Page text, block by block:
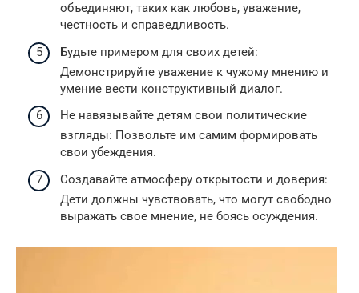
объединяют, таких как любовь, уважение,
честность и справедливость.
Будьте примером для своих детей:
Демонстрируйте уважение к чужому мнению и
умение вести конструктивный диалог.
Не навязывайте детям свои политические
взгляды: Позвольте им самим формировать
свои убеждения.
Создавайте атмосферу открытости и доверия:
Дети должны чувствовать, что могут свободно
выражать свое мнение, не боясь осуждения.